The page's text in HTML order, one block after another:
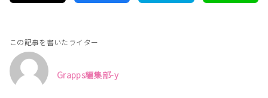
この記事を書いたライター
Grapps編集部-y